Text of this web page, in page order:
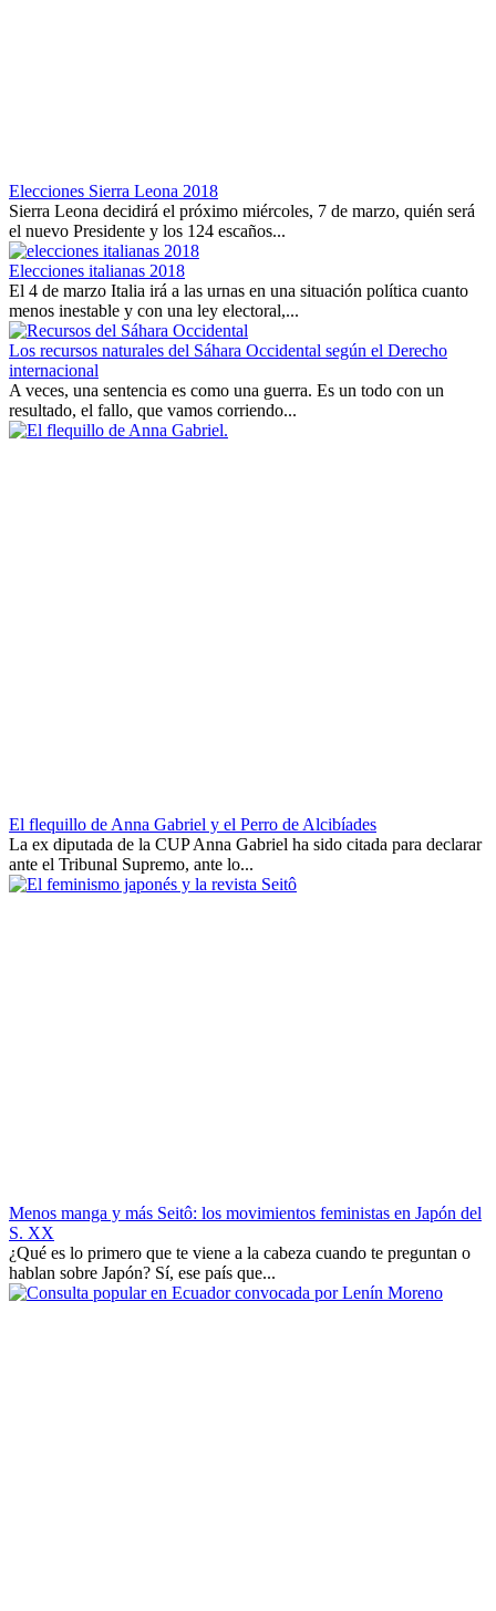
Elecciones Sierra Leona 2018
Sierra Leona decidirá el próximo miércoles, 7 de marzo, quién será
el nuevo Presidente y los 124 escaños...
Elecciones italianas 2018
El 4 de marzo Italia irá a las urnas en una situación política cuanto
menos inestable y con una ley electoral,...
Los recursos naturales del Sáhara Occidental según el Derecho
internacional
A veces, una sentencia es como una guerra. Es un todo con un
resultado, el fallo, que vamos corriendo...
El flequillo de Anna Gabriel y el Perro de Alcibíades
La ex diputada de la CUP Anna Gabriel ha sido citada para declarar
ante el Tribunal Supremo, ante lo...
Menos manga y más Seitô: los movimientos feministas en Japón del
S. XX
¿Qué es lo primero que te viene a la cabeza cuando te preguntan o
hablan sobre Japón? Sí, ese país que...